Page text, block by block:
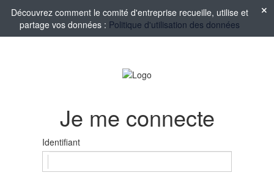
Découvrez comment le comité d'entreprise recueille, utilise et
partage vos données : Politique d'utilisation des données
Je me connecte
Identifiant